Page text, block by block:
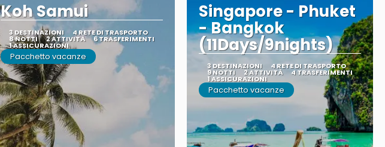
Koh Samui
3 DESTINAZIONI 4 RETE DI TRASPORTO
8 NOTTI 2 ATTIVITÀ 6 TRASFERIMENTI
1 ASSICURAZIONI
Pacchetto vacanze
Singapore - Phuket
- Bangkok
(11Days/9nights)
3 DESTINAZIONI 4 RETE DI TRASPORTO
9 NOTTI 2 ATTIVITÀ 4 TRASFERIMENTI
1 ASSICURAZIONI
Pacchetto vacanze